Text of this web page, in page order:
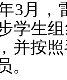
3月
学生
并按
。